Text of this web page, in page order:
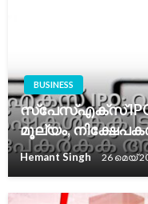
BUSINESS
സ്പേസ്എക്സ്
മൂല്യം,
Hemant Singh 26 മെയ്‌